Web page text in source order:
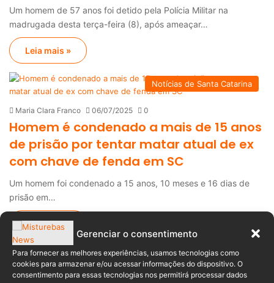
Gerenciar o consentimento
Para fornecer as melhores experiências, usamos tecnologias como
cookies para armazenar e/ou acessar informações do dispositivo. O
consentimento para essas tecnologias nos permitirá processar dados
Um homem de 57 anos foi detido pela Polícia Militar na
madrugada desta terça-feira (8), após ameaçar…
Leia mais »
Notícias de Santa Catarina
Maria Clara Franco 06/07/2025 0
Homem é condenado a mais de 15 anos
de prisão por tentar matar atual de ex
com chave de fenda em SC
Um homem foi condenado a 15 anos, 10 meses e 16 dias de
prisão em…
Leia mais »
Notícias Policial